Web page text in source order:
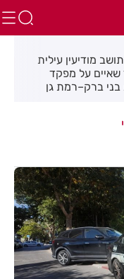
מודיעין עילית
על מפקד
ברק–רמת גן